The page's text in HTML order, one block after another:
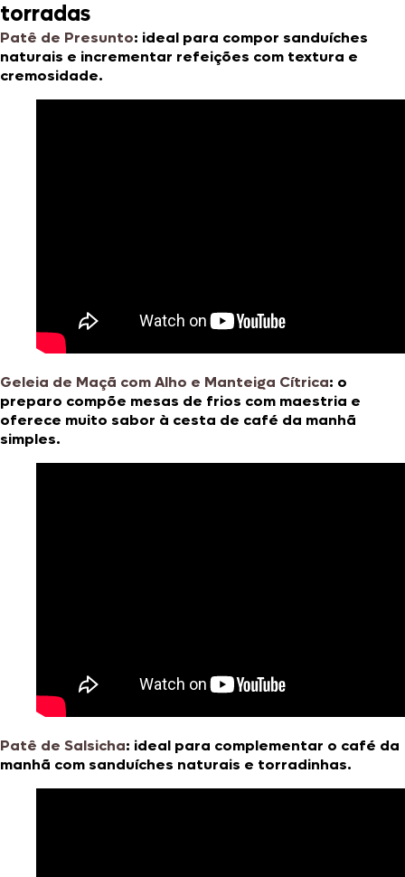
torradas
Patê de Presunto: ideal para compor sanduíches
naturais e incrementar refeições com textura e
cremosidade.
Geleia de Maçã com Alho e Manteiga Cítrica: o
preparo compõe mesas de frios com maestria e
oferece muito sabor à cesta de café da manhã
simples.
Patê de Salsicha: ideal para complementar o café da
manhã com sanduíches naturais e torradinhas.